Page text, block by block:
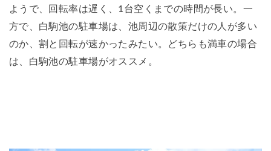
ようで、回転率は遅く、1台空くまでの時間が長い。一
方で、白駒池の駐車場は、池周辺の散策だけの人が多い
のか、割と回転が速かったみたい。どちらも満車の場合
は、白駒池の駐車場がオススメ。